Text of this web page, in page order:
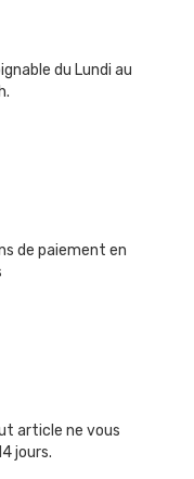
du Lundi au
de paiement en
article ne vous
jours.